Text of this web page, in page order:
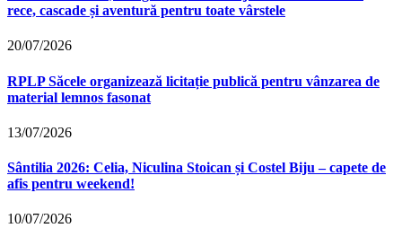
rece, cascade și aventură pentru toate vârstele
20/07/2026
RPLP Săcele organizează licitație publică pentru vânzarea de
material lemnos fasonat
13/07/2026
Sântilia 2026: Celia, Niculina Stoican și Costel Biju – capete de
afis pentru weekend!
10/07/2026